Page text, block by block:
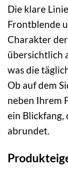
Die klare
Frontblende
Charakter
übersichtlich
was die
Ob auf dem
neben Ihrem
ein
abrundet.